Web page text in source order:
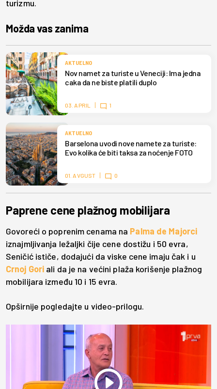
turizmu.
Možda vas zanima
AKTUELNO
Nov namet za turiste u Veneciji: Ima jedna
caka da ne biste platili duplo
03. APRIL 1
AKTUELNO
Barselona uvodi nove namete za turiste:
Evo kolika će biti taksa za noćenje FOTO
01. AVGUST 0
Paprene cene plažnog mobilijara
Govoreći o poprenim cenama na Palma de Majorci
iznajmljivanja ležaljki čije cene dostižu i 50 evra,
Seničić ističe, dodajući da viske cene imaju čak i u
Crnoj Gori ali da je na većini plaža korišenje plažnog
mobilijara između 10 i 15 evra.
Opširnije pogledajte u video-prilogu.